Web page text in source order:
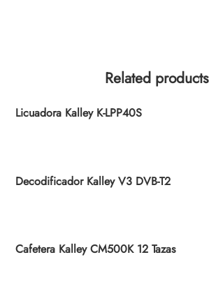
Related products
Licuadora Kalley K-LPP40S
Decodificador Kalley V3 DVB-T2
Cafetera Kalley CM500K 12 Tazas